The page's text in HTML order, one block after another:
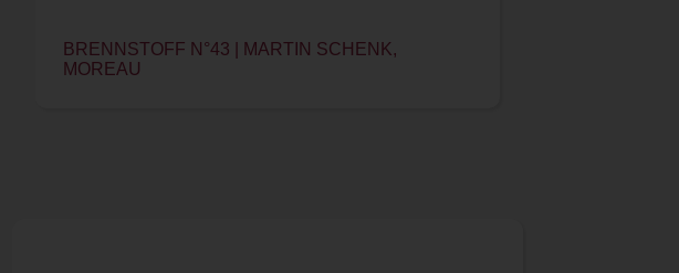
BRENNSTOFF N°43 | MARTIN SCHENK,
MOREAU